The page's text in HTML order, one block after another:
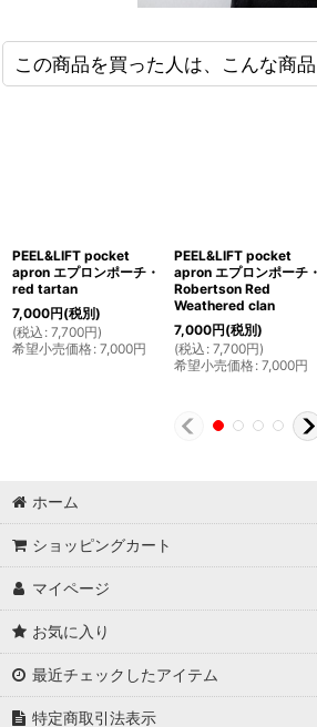
この商品を買った人は、こんな商
PEEL&LIFT pocket
apron エプロンポーチ・
red tartan
7,000円(税別)
(税込 : 7,700円)
希望小売価格: 7,000円
PEEL&LIFT pocket
apron エプロンポーチ・
Robertson Red
Weathered clan
7,000円(税別)
(税込 : 7,700円)
希望小売価格: 7,000円
ホーム
ショッピングカート
マイページ
お気に入り
最近チェックしたアイテム
特定商取引法表示